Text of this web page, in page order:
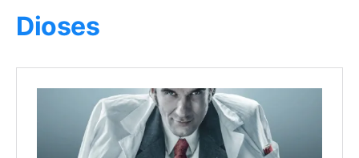
Dioses